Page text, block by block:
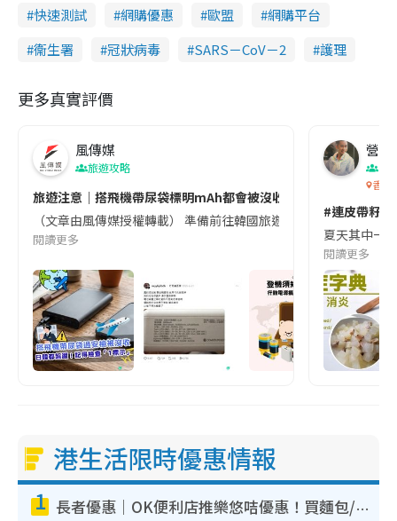
快速測試
網購優惠 歐盟
網購平台
衞生署
冠狀病毒 SARS－CoV－2 護理
更多真實評價
風傳媒
旅遊攻略
旅遊注意｜搭飛機帶尿袋標明mAh都會被沒收😱出發前切記檢查
（文章由風傳媒授權轉載） 準備前往韓國旅遊的民眾，近期要
閱讀更多
營養
香港
#連皮帶籽
夏天其中一
閱讀更多
港生活限時優惠情報
1 長者優惠｜OK便利店推樂悠咭優惠！買麵包/牛奶/保健品拍卡即減